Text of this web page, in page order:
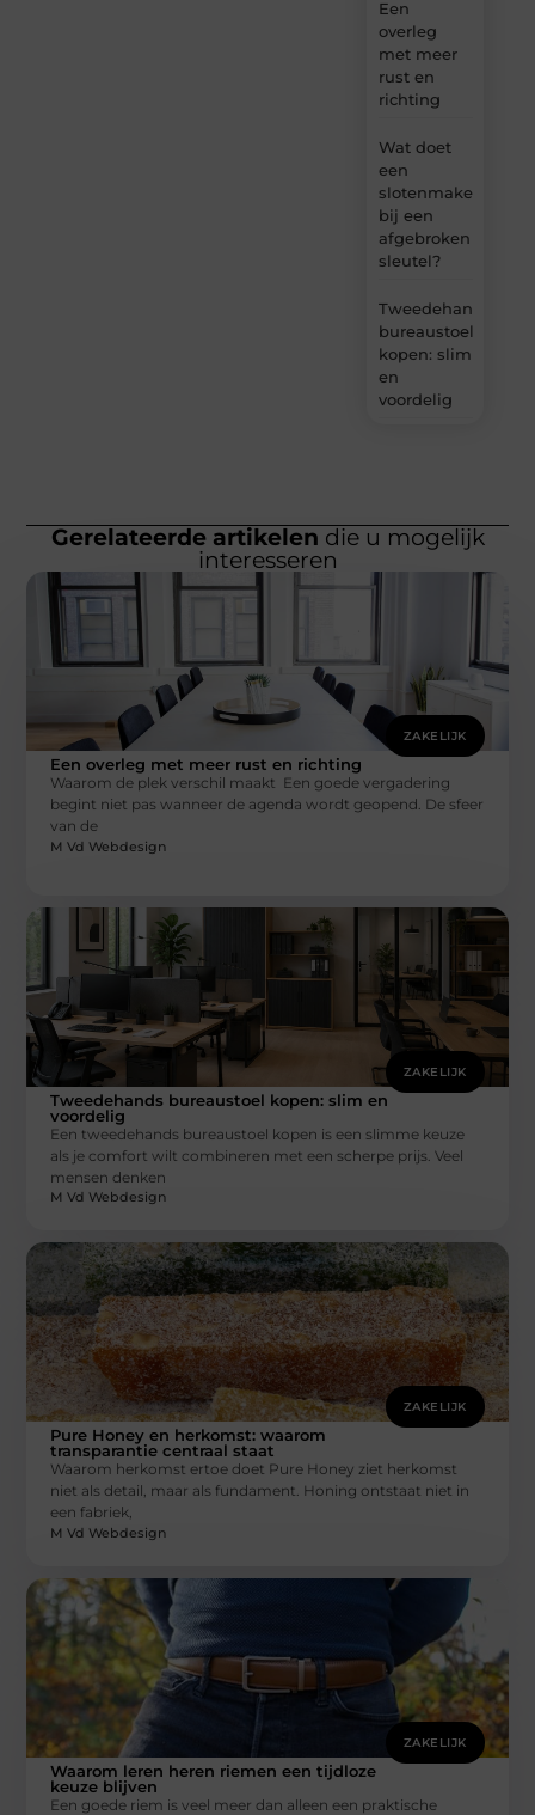
Een
overleg
met meer
rust en
richting
Wat doet
een
slotenmaker
bij een
afgebroken
sleutel?
Tweedehands
bureaustoel
kopen: slim
en
voordelig
Gerelateerde artikelen die u mogelijk
interesseren
ZAKELIJK
Een overleg met meer rust en richting
Waarom de plek verschil maakt Een goede vergadering
begint niet pas wanneer de agenda wordt geopend. De sfeer
van de
M Vd Webdesign
ZAKELIJK
Tweedehands bureaustoel kopen: slim en
voordelig
Een tweedehands bureaustoel kopen is een slimme keuze
als je comfort wilt combineren met een scherpe prijs. Veel
mensen denken
M Vd Webdesign
ZAKELIJK
Pure Honey en herkomst: waarom
transparantie centraal staat
Waarom herkomst ertoe doet Pure Honey ziet herkomst
niet als detail, maar als fundament. Honing ontstaat niet in
een fabriek,
M Vd Webdesign
ZAKELIJK
Waarom leren heren riemen een tijdloze
keuze blijven
Een goede riem is veel meer dan alleen een praktische